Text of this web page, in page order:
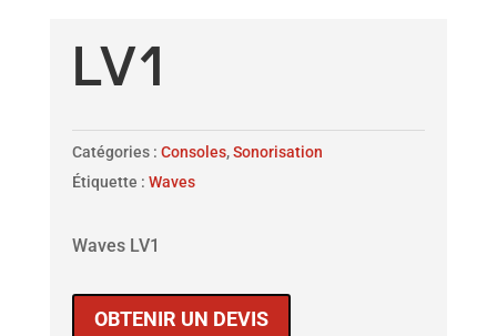
LV1
Catégories : Consoles,Sonorisation
Étiquette : Waves
Waves LV1
OBTENIR UN DEVIS